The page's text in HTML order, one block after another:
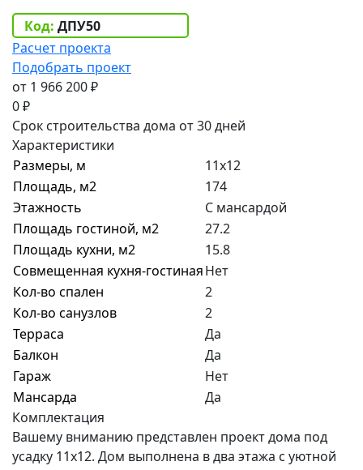
Код: ДПУ50
Расчет проекта
Подобрать проект
1 966 200₽
0₽
Срок строительства дома от 30 дней
Характеристики
Размеры, м
11х12
Площадь, м2
174
Этажность
С мансардой
Площадь гостиной, м2
27.2
Площадь кухни, м2
15.8
Совмещенная кухня-гостинаяНет
Кол-во спален
2
Кол-во санузлов
2
Терраса
Да
Балкон
Да
Гараж
Нет
Мансарда
Да
Комплектация
Вашему вниманию представлен проект дома под
усадку 11х12. Дом выполнена в два этажа с уютной